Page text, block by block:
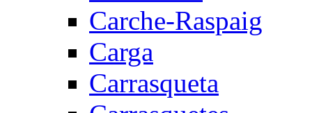
Carche-Raspaig
Carga
Carrasqueta